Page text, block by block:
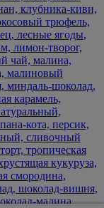
клубника-киви,
трюфель,
лесные ягоды,
лимон-творог,
чай, малина,
малиновый
миндаль-шоколад,
карамель,
кота, персик,
сливочный
тропическая
кукуруза,
смородина,
шоколад-вишня,
малина,